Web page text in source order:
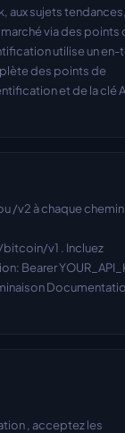
aux sujets
via des points
utilise un
des points de
et de la clé
/v2 à chaque
v1 . Incluez
Bearer
, acceptez les